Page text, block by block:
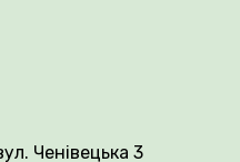
Ченівецька 3